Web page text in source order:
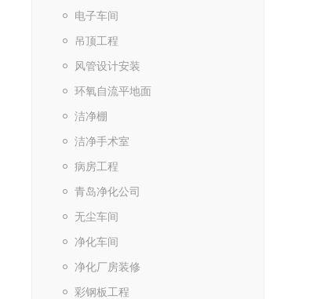
电子车间
吊顶工程
风管设计安装
环氧自流平地面
洁净棚
洁净手术室
病房工程
青岛净化公司
无尘车间
净化车间
净化厂房装修
彩钢板工程